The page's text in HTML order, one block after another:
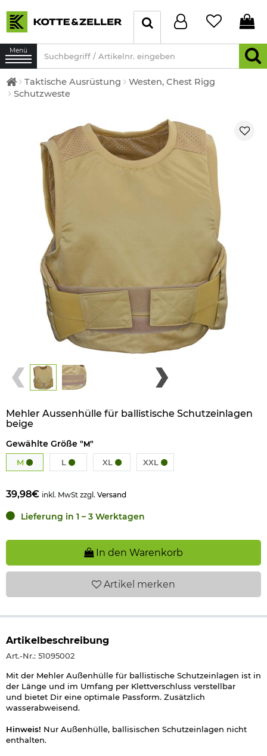
Menü
Taktische Ausrüstung
Westen, Chest Rigg
Schutzweste
Mehler Aussenhülle für ballistische Schutzeinlagen
beige
Gewählte Größe "M"
M L XL XXL
39,98€ inkl. MwSt zzgl. Versand
Lieferung in 1 – 3 Werktagen
In den Warenkorb
Artikel merken
Artikelbeschreibung
Art.-Nr.: 51095002
Mit der Mehler Außenhülle für ballistische Schutzeinlagen ist in
der Länge und im Umfang per Klettverschluss verstellbar
und bietet Dir eine optimale Passform. Zusätzlich
wasserabweisend.
Hinweis! Nur Außenhülle, ballisischen Schutzeinlagen nicht
enthalten.